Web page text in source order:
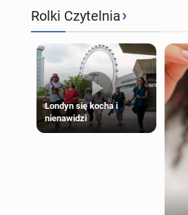
Rolki Czytelnia›
Londyn się kocha i
nienawidzi